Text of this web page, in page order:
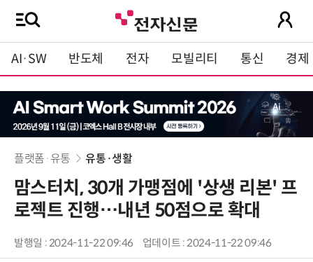
AI·SW 반도체 전자 모빌리티 통신 경제
플랫폼·유통 유통·생활
맘스터치, 30개 가맹점에 '상생 리본' 프
로젝트 진행…내년 50점으로 확대
발행일 : 2024-11-22 09:46 업데이트 : 2024-11-22 09:46